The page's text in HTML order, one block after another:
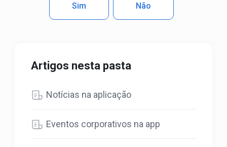
Não
Sim
Artigos nesta pasta
Notícias na aplicação
Eventos corporativos na app